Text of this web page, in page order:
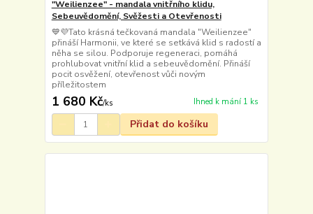
"Weilienzee" - mandala vnitřního klidu,
Sebeuvědomění, Svěžesti a Otevřenosti
💙💜Tato krásná tečkovaná mandala "Weilienzee"
přináší Harmonii, ve které se setkává klid s radostí a
něha se silou. Podporuje regeneraci, pomáhá
prohlubovat vnitřní klid a sebeuvědomění. Přináší
pocit osvěžení, otevřenost vůči novým
příležitostem
1 680 Kč/ks Ihned k mání 1 ks
Přidat do košíku